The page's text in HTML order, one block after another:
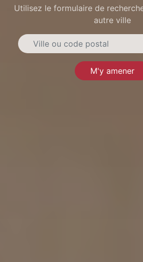
Utilisez le formulaire de
autre ville
M'y amener